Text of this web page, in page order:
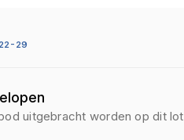
29
uitgebracht worden op dit lot